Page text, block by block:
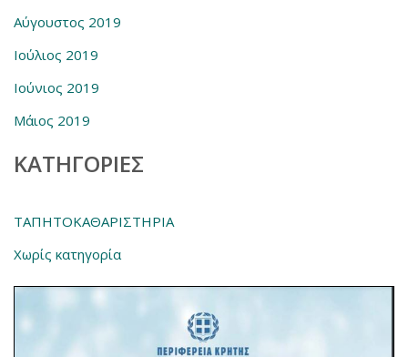
Αύγουστος 2019
Ιούλιος 2019
Ιούνιος 2019
Μάιος 2019
KΑΤΗΓΟΡΊΕΣ
ΤΑΠΗΤΟΚΑΘΑΡΙΣΤΗΡΙΑ
Χωρίς κατηγορία